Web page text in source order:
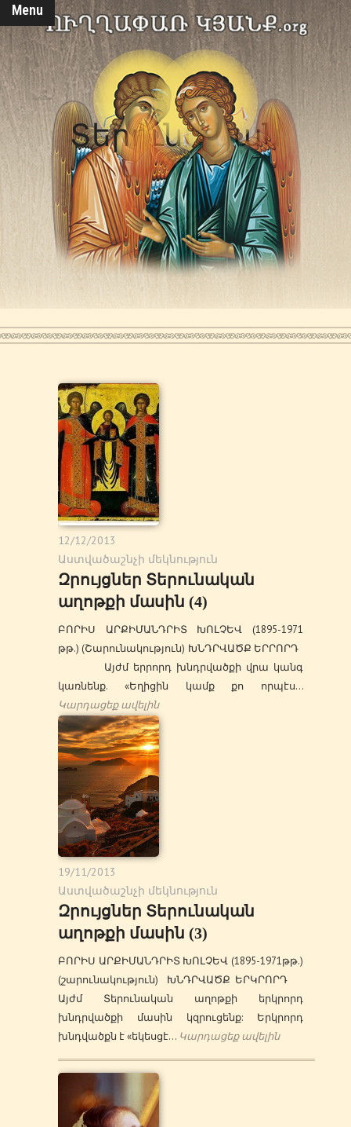
Menu
Տերունական
աղոթք
12/12/2013
Աստվածաշնչի մեկնություն
Զրույցներ Տերունական
աղոթքի մասին (4)
ԲՈՐԻՍ ԱՐՔԻՄԱՆԴՐԻՏ ԽՈԼՉԵՎ (1895-1971
թթ.) (Շարունակություն) ԽՆԴՐՎԱԾՔ ԵՐՐՈՐԴ
Այժմ երրորդ խնդրվածքի վրա կանգ
կառնենք. «Եղիցին կամք քո որպէս…
Կարդացեք ավելին
19/11/2013
Աստվածաշնչի մեկնություն
Զրույցներ Տերունական
աղոթքի մասին (3)
ԲՈՐԻՍ ԱՐՔԻՄԱՆԴՐԻՏ ԽՈԼՉԵՎ (1895-1971թթ.)
(շարունակություն) ԽՆԴՐՎԱԾՔ ԵՐԿՐՈՐԴ
Այժմ Տերունական աղոթքի երկրորդ
խնդրվածքի մասին կզրուցենք: Երկրորդ
խնդվածքն է «եկեսցէ… Կարդացեք ավելին